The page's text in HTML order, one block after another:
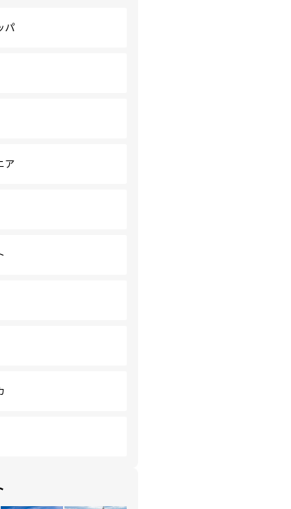
パ
ア